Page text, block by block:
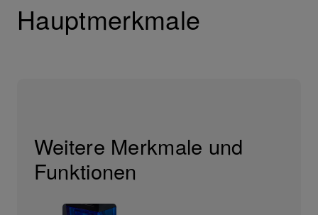
Hauptmerkmale
Weitere Merkmale und
Funktionen